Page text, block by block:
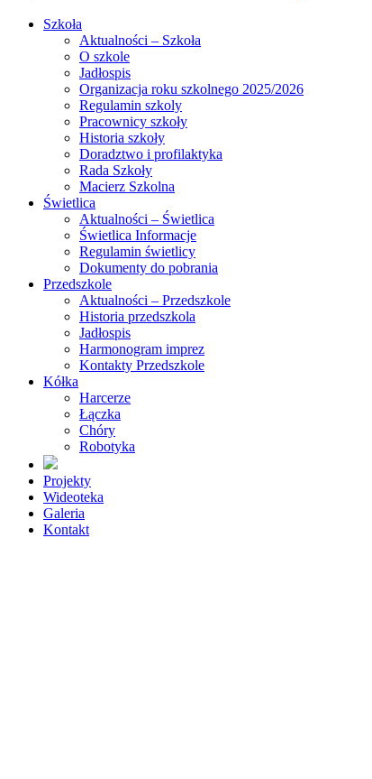
Szkoła
Aktualności – Szkoła
O szkole
Jadłospis
Organizacja roku szkolnego 2025/2026
Regulamin szkoly
Pracownicy szkoły
Historia szkoły
Doradztwo i profilaktyka
Rada Szkoły
Macierz Szkolna
Świetlica
Aktualności – Świetlica
Świetlica Informacje
Regulamin świetlicy
Dokumenty do pobrania
Przedszkole
Aktualności – Przedszkole
Historia przedszkola
Jadłospis
Harmonogram imprez
Kontakty Przedszkole
Kółka
Harcerze
Łączka
Chóry
Robotyka
Projekty
Wideoteka
Galeria
Kontakt